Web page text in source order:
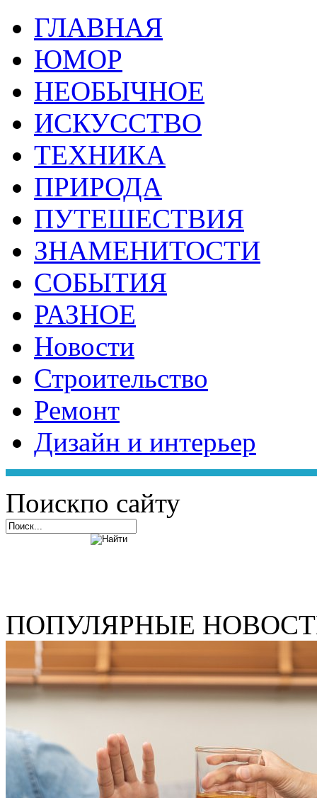
ГЛАВНАЯ
ЮМОР
НЕОБЫЧНОЕ
ИСКУССТВО
ТЕХНИКА
ПРИРОДА
ПУТЕШЕСТВИЯ
ЗНАМЕНИТОСТИ
СОБЫТИЯ
РАЗНОЕ
Новости
Строительство
Ремонт
Дизайн и интерьер
Поискпо сайту
ПОПУЛЯРНЫЕ